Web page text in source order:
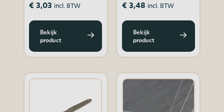
€ 3,03 incl. BTW
Bekijk
product
€ 3,48 incl. BTW
Bekijk
product